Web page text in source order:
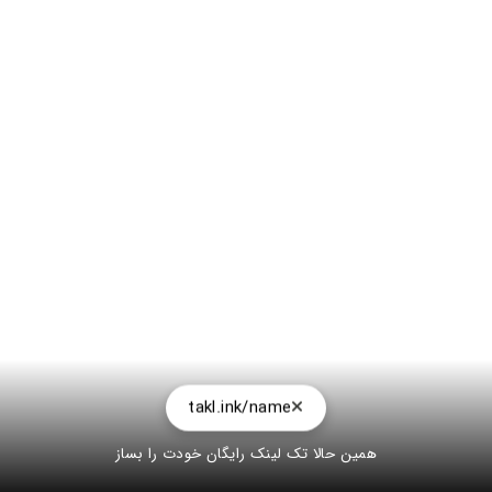
takl.ink/name
همین حالا تک لینک رایگان خودت را بساز